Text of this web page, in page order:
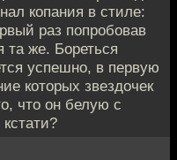
копания в стиле:
раз попробовав
та же. Бореться
успешно, в первую
которых звездочек
что он белую с